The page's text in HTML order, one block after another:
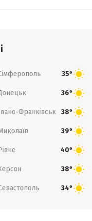
35°
36°
Франківськ 38°
39°
40°
38°
34°